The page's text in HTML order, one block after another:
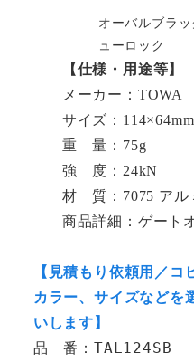
オーバルブラ
ューロック
【仕様・用途等】
メーカー：TOWA
サイズ：114×64mm
重 量：75g
強 度：24kN
材 質：7075 アル
商品詳細：ゲート
【見積もり依頼用／
カラー、サイズなどを
いします】
品　番：TAL124SB